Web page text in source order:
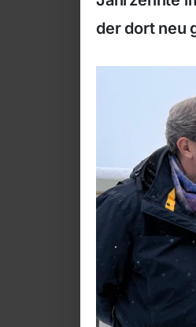
der dort neu